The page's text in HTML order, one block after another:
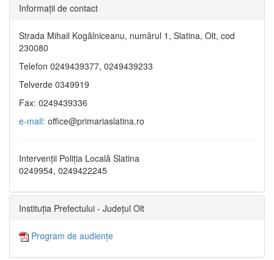
Informaţii de contact
Strada Mihail Kogălniceanu, numărul 1, Slatina, Olt, cod
230080
Telefon 0249439377, 0249439233
Telverde 0349919
Fax: 0249439336
e-mail: office@primariaslatina.ro
Intervenții Poliția Locală Slatina
0249954, 0249422245
Instituția Prefectului - Județul Olt
Program de audiențe